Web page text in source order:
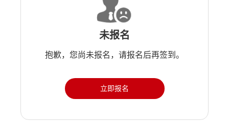
未报名
抱歉，您尚未报名，请报名后再签到。
立即报名